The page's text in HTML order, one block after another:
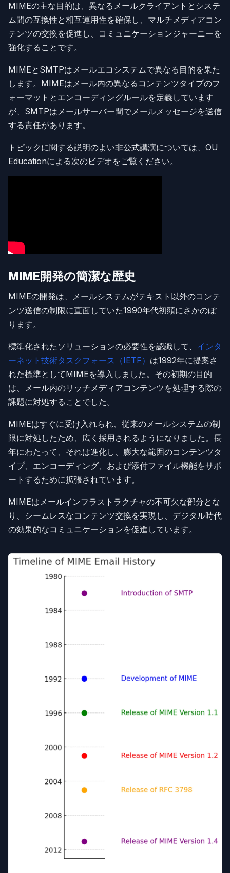
MIMEの主な目的は、異なるメールクライアントとシステ
ム間の互換性と相互運用性を確保し、マルチメディアコン
テンツの交換を促進し、コミュニケーションジャーニーを
強化することです。
MIMEとSMTPはメールエコシステムで異なる目的を果た
します。MIMEはメール内の異なるコンテンツタイプのフ
ォーマットとエンコーディングルールを定義しています
が、SMTPはメールサーバー間でメールメッセージを送信
する責任があります。
トピックに関する説明のよい非公式講演については、OU
Educationによる次のビデオをご覧ください。
MIME開発の簡潔な歴史
MIMEの開発は、メールシステムがテキスト以外のコンテ
ンツ送信の制限に直面していた1990年代初頭にさかのぼ
ります。
標準化されたソリューションの必要性を認識して、 インタ
ーネット技術タスクフォース（IETF） は1992年に提案さ
れた標準としてMIMEを導入しました。その初期の目的
は、メール内のリッチメディアコンテンツを処理する際の
課題に対処することでした。
MIMEはすぐに受け入れられ、従来のメールシステムの制
限に対処したため、広く採用されるようになりました。長
年にわたって、それは進化し、膨大な範囲のコンテンツタ
イプ、エンコーディング、および添付ファイル機能をサポ
ートするために拡張されています。
MIMEはメールインフラストラクチャの不可欠な部分とな
り、シームレスなコンテンツ交換を実現し、デジタル時代
の効果的なコミュニケーションを促進しています。